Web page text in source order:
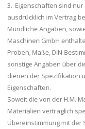
3. Eigenschaften sind
ausdrücklich im Vertrag
Mündliche Angaben,
Maschinen GmbH
Proben, Maße, DIN-
sonstige Angaben über
dienen der Spezifikation
Eigenschaften.
Soweit die von der H.M.
Materialien vertraglich
Übereinstimmung mit